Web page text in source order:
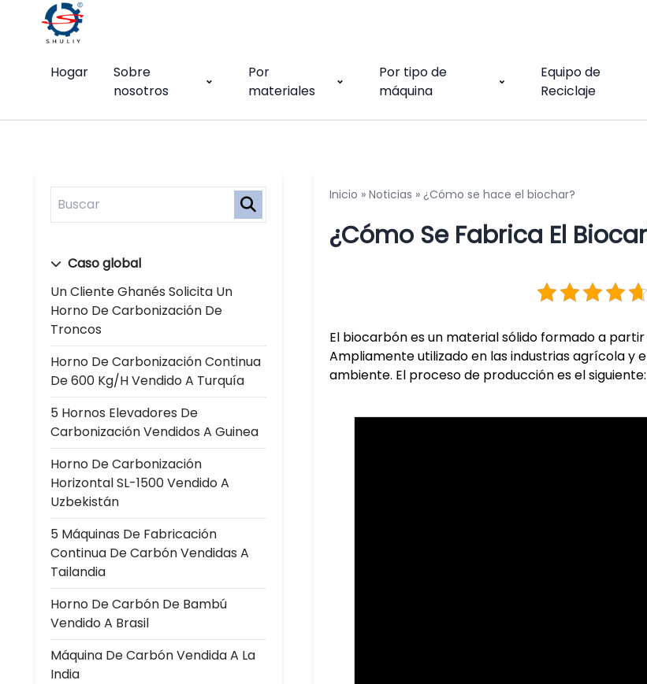
Hogar
Sobre
nosotros
Por
materiales
Por tipo de
máquina
Equipo de
Reciclaje
Caso global
Un Cliente Ghanés Solicita Un
Horno De Carbonización De
Troncos
Horno De Carbonización Continua
De 600 Kg/h Vendido A Turquía
5 Hornos Elevadores De
Carbonización Vendidos A Guinea
Horno De Carbonización
Horizontal SL-1500 Vendido A
Uzbekistán
5 Máquinas De Fabricación
Continua De Carbón Vendidas A
Tailandia
Horno De Carbón De Bambú
Vendido A Brasil
Máquina De Carbón Vendida A La
India
Inicio » Noticias » ¿Cómo se hace el biochar?
¿Cómo Se Fabrica El
El biocarbón es un material sólido formado a
Ampliamente utilizado en las industrias agrícola y
ambiente. El proceso de producción es el siguiente: